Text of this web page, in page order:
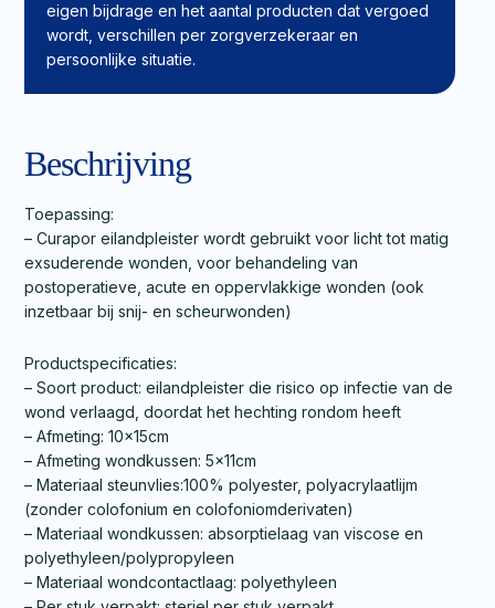
eigen bijdrage en het aantal producten dat vergoed
wordt, verschillen per zorgverzekeraar en
persoonlijke situatie.
Beschrijving
Toepassing:
– Curapor eilandpleister wordt gebruikt voor licht tot matig
exsuderende wonden, voor behandeling van
postoperatieve, acute en oppervlakkige wonden (ook
inzetbaar bij snij- en scheurwonden)
Productspecificaties:
– Soort product: eilandpleister die risico op infectie van de
wond verlaagd, doordat het hechting rondom heeft
– Afmeting: 10x15cm
– Afmeting wondkussen: 5x11cm
– Materiaal steunvlies:100% polyester, polyacrylaatlijm
(zonder colofonium en colofoniomderivaten)
– Materiaal wondkussen: absorptielaag van viscose en
polyethyleen/polypropyleen
– Materiaal wondcontactlaag: polyethyleen